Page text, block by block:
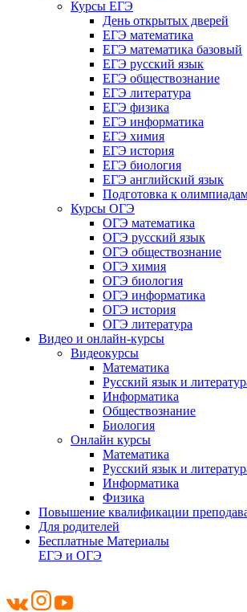
Курсы ЕГЭ
День открытых дверей
ЕГЭ математика
ЕГЭ математика базовый
ЕГЭ русский язык
ЕГЭ обществознание
ЕГЭ литература
ЕГЭ физика
ЕГЭ информатика
ЕГЭ химия
ЕГЭ история
ЕГЭ биология
ЕГЭ английский язык
Подготовка к
Курсы ОГЭ
ОГЭ математика
ОГЭ русский язык
ОГЭ обществознание
ОГЭ химия
ОГЭ биология
ОГЭ информатика
ОГЭ история
ОГЭ литература
Видео и онлайн-курсы
Видеокурсы
Математика
Русский язык и
Информатика
Обществознание
Биология
Онлайн курсы
Математика
Русский язык и
Информатика
Физика
Повышение квалификации
Для родителей
Бесплатные Материалы
ЕГЭ и ОГЭ